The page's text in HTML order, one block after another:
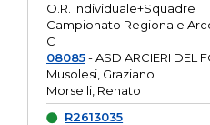
O.R. Individuale+Squadre
Campionato Regionale
C
08085- ASD ARCIERI DEL
Musolesi, Graziano
Morselli, Renato
R2613035